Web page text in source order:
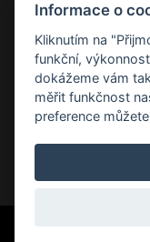
Informace o
Kliknutím na
funkční,
dokážeme vám
měřit funkčnost
preference